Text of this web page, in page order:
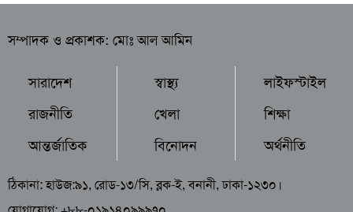
সম্পাদক ও প্রকাশক: মোঃ আল আমিন
সারাদেশ
রাজনীতি
আন্তর্জাতিক
স্বাস্থ্য
খেলা
বিনোদন
লাইফস্টাইল
শিক্ষা
অর্থনীতি
ঠিকানা: হাউজ:৯১, রোড-১৩/সি, ব্লক-ই, বনানী, ঢাকা-১২৩০।